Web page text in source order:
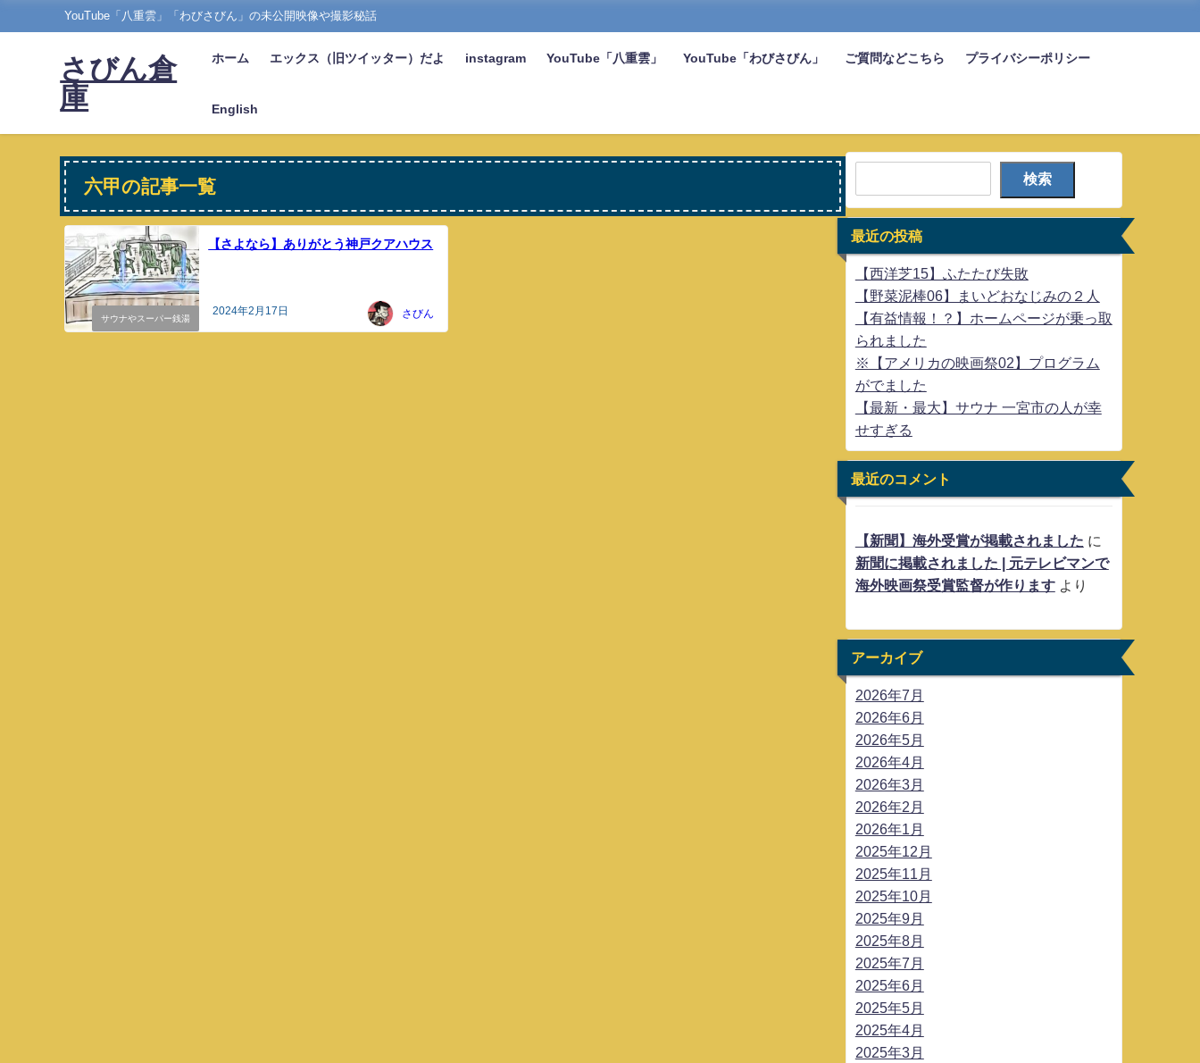
YouTube「八重雲」「わびさびん」の未公開映像や撮影秘話
さびん倉
庫
ホーム エックス（旧ツイッター）だよ instagram YouTube「八重雲」 YouTube「わびさびん」 ご質問などこちら プライバシーポリシー
English
六甲の記事一覧
サウナやスーパー銭湯
【さよなら】ありがとう神戸クアハウス
2024年2月17日 さびん
検索
最近の投稿
【西洋芝15】ふたたび失敗
【野菜泥棒06】まいどおなじみの２人
【有益情報！？】ホームページが乗っ取
られました
※【アメリカの映画祭02】プログラム
がでました
【最新・最大】サウナ 一宮市の人が幸
せすぎる
最近のコメント
【新聞】海外受賞が掲載されました に
新聞に掲載されました | 元テレビマンで
海外映画祭受賞監督が作りますより
アーカイブ
2026年7月
2026年6月
2026年5月
2026年4月
2026年3月
2026年2月
2026年1月
2025年12月
2025年11月
2025年10月
2025年9月
2025年8月
2025年7月
2025年6月
2025年5月
2025年4月
2025年3月